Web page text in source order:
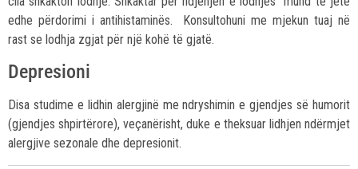
edhe përdorimi i antihistaminës. Konsultohuni me mjekun tuaj në
rast se lodhja zgjat për një kohë të gjatë.
Depresioni
Disa studime e lidhin alergjinë me ndryshimin e gjendjes së humorit
(gjendjes shpirtërore), veçanërisht, duke e theksuar lidhjen ndërmjet
alergjive sezonale dhe depresionit.